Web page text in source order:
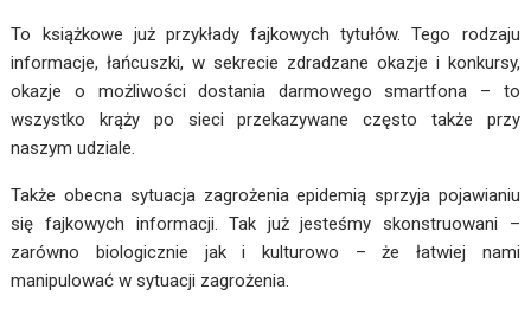
To książkowe już przykłady fajkowych tytułów. Tego rodzaju
informacje, łańcuszki, w sekrecie zdradzane okazje i konkursy,
okazje o możliwości dostania darmowego smartfona – to
wszystko krąży po sieci przekazywane często także przy
naszym udziale.
Także obecna sytuacja zagrożenia epidemią sprzyja pojawianiu
się fajkowych informacji. Tak już jesteśmy skonstruowani –
zarówno biologicznie jak i kulturowo – że łatwiej nami
manipulować w sytuacji zagrożenia.